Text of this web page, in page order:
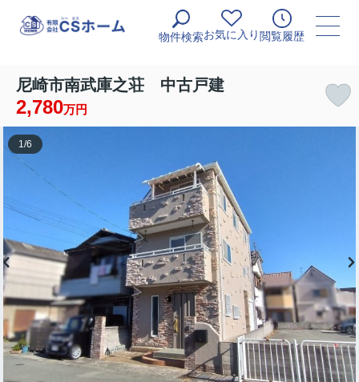
物件検索お気に入り 閲覧履歴
尼崎市南武庫之荘 中古戸建
2,780万円
1 /6